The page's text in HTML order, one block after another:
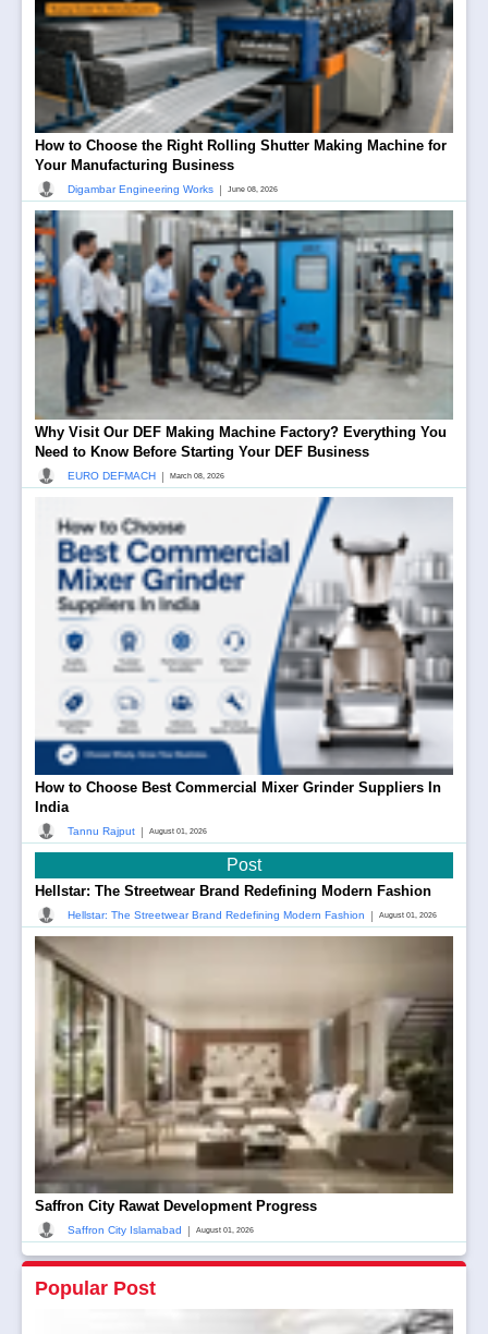
How to Choose the Right Rolling Shutter Making Machine for
Your Manufacturing Business
Digambar Engineering Works | June 08, 2026
Why Visit Our DEF Making Machine Factory? Everything You
Need to Know Before Starting Your DEF Business
EURO DEFMACH | March 08, 2026
How to Choose Best Commercial Mixer Grinder Suppliers In
India
Tannu Rajput | August 01, 2026
Post
Hellstar: The Streetwear Brand Redefining Modern Fashion
Hellstar: The Streetwear Brand Redefining Modern Fashion | August 01, 2026
Saffron City Rawat Development Progress
Saffron City Islamabad | August 01, 2026
Popular Post